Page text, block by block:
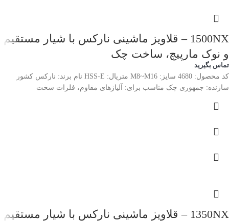
1500NX – قلاویز ماشینی نارکس با شیار مستقیم
و نوک مارپیچ، ساخت چک
تماس بگیرید
کد محصول: 4680 سایز: M8~M16 متریال: HSS-E نام برند: نارکس کشور
سازنده: جمهوری چک مناسب برای: آلیاژهای مقاوم، فلزات سخت
1350NX – قلاویز ماشینی نارکس با شیار مستقیم